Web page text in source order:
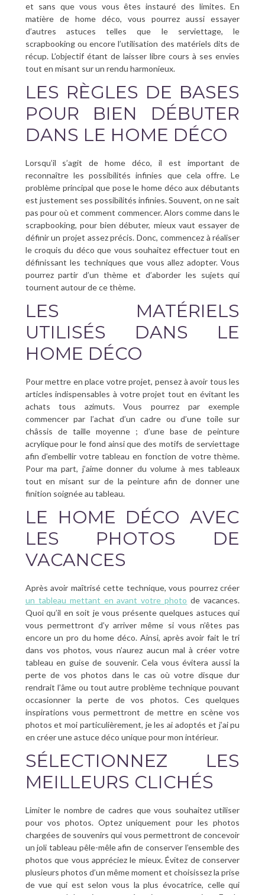
et sans que vous vous êtes instauré des limites. En
matière de home déco, vous pourrez aussi essayer
d’autres astuces telles que le serviettage, le
scrapbooking ou encore l’utilisation des matériels dits de
récup. L’objectif étant de laisser libre cours à ses envies
tout en misant sur un rendu harmonieux.
LES RÈGLES DE BASES
POUR BIEN DÉBUTER
DANS LE HOME DÉCO
Lorsqu’il s’agit de home déco, il est important de
reconnaître les possibilités infinies que cela offre. Le
problème principal que pose le home déco aux débutants
est justement ses possibilités infinies. Souvent, on ne sait
pas pour où et comment commencer. Alors comme dans le
scrapbooking, pour bien débuter, mieux vaut essayer de
définir un projet assez précis. Donc, commencez à réaliser
le croquis du déco que vous souhaitez effectuer tout en
définissant les techniques que vous allez adopter. Vous
pourrez partir d’un thème et d’aborder les sujets qui
tournent autour de ce thème.
LES MATÉRIELS
UTILISÉS DANS LE
HOME DÉCO
Pour mettre en place votre projet, pensez à avoir tous les
articles indispensables à votre projet tout en évitant les
achats tous azimuts. Vous pourrez par exemple
commencer par l’achat d’un cadre ou d’une toile sur
châssis de taille moyenne ; d’une base de peinture
acrylique pour le fond ainsi que des motifs de serviettage
afin d’embellir votre tableau en fonction de votre thème.
Pour ma part, j’aime donner du volume à mes tableaux
tout en misant sur de la peinture afin de donner une
finition soignée au tableau.
LE HOME DÉCO AVEC
LES PHOTOS DE
VACANCES
Après avoir maîtrisé cette technique, vous pourrez créer
un tableau mettant en avant votre photo de vacances.
Quoi qu’il en soit je vous présente quelques astuces qui
vous permettront d’y arriver même si vous n’êtes pas
encore un pro du home déco. Ainsi, après avoir fait le tri
dans vos photos, vous n’aurez aucun mal à créer votre
tableau en guise de souvenir. Cela vous évitera aussi la
perte de vos photos dans le cas où votre disque dur
rendrait l’âme ou tout autre problème technique pouvant
occasionner la perte de vos photos. Ces quelques
inspirations vous permettront de mettre en scène vos
photos et moi particulièrement, je les ai adoptés et j’ai pu
en créer une astuce déco unique pour mon intérieur.
SÉLECTIONNEZ LES
MEILLEURS CLICHÉS
Limiter le nombre de cadres que vous souhaitez utiliser
pour vos photos. Optez uniquement pour les photos
chargées de souvenirs qui vous permettront de concevoir
un joli tableau pêle-mêle afin de conserver l’ensemble des
photos que vous appréciez le mieux. Évitez de conserver
plusieurs photos d’un même moment et choisissez la prise
de vue qui est selon vous la plus évocatrice, celle qui